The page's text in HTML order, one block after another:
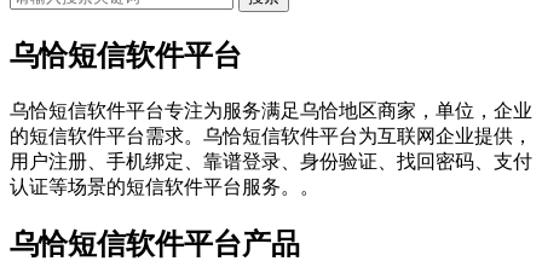
乌恰短信软件平台
乌恰短信软件平台专注为服务满足乌恰地区商家，单位，企业
的短信软件平台需求。乌恰短信软件平台为互联网企业提供，
用户注册、手机绑定、靠谱登录、身份验证、找回密码、支付
认证等场景的短信软件平台服务。。
乌恰短信软件平台产品